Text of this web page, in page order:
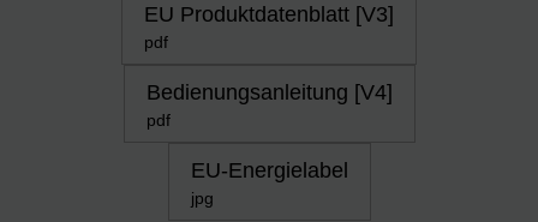
EU Produktdatenblatt [V3]
pdf
Bedienungsanleitung [V4]
pdf
EU-Energielabel
jpg